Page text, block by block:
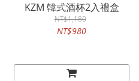
KZM 韓式酒杯2入禮盒
NT$1,180
NT$980